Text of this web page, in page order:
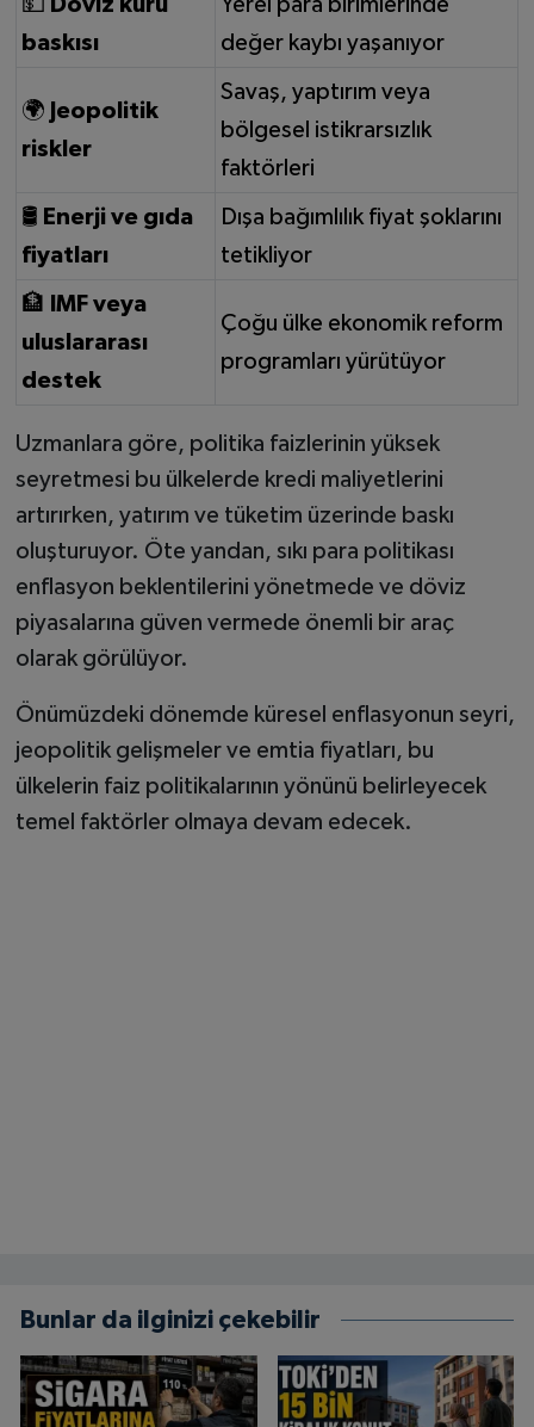
baskısı
değer kaybı yaşanıyor
🌍 Jeopolitik
riskler
Savaş, yaptırım veya
bölgesel istikrarsızlık
faktörleri
🛢️ Enerji ve gıda
fiyatları
Dışa bağımlılık fiyat şoklarını
tetikliyor
🏦 IMF veya
uluslararası
destek
Çoğu ülke ekonomik reform
programları yürütüyor
Uzmanlara göre, politika faizlerinin yüksek
seyretmesi bu ülkelerde kredi maliyetlerini
artırırken, yatırım ve tüketim üzerinde baskı
oluşturuyor. Öte yandan, sıkı para politikası
enflasyon beklentilerini yönetmede ve döviz
piyasalarına güven vermede önemli bir araç
olarak görülüyor.
Önümüzdeki dönemde küresel enflasyonun seyri,
jeopolitik gelişmeler ve emtia fiyatları, bu
ülkelerin faiz politikalarının yönünü belirleyecek
temel faktörler olmaya devam edecek.
Bunlar da ilginizi çekebilir